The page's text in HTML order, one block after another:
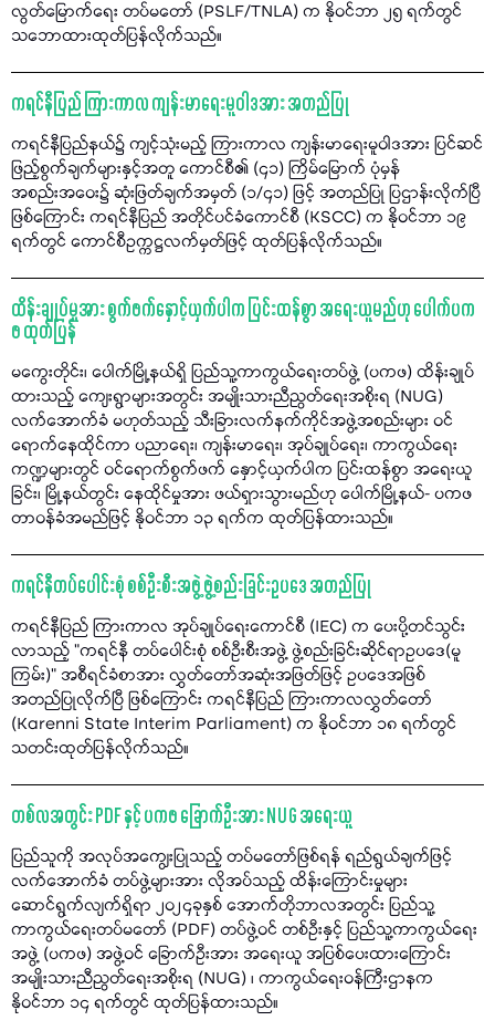
လွတ်မြောက်ရေး တပ်မတော် (PSLF/TNLA) က နိုဝင်ဘာ ၂၅ ရက်တွင်
သဘောထားထုတ်ပြန်လိုက်သည်။
ကရင်နီပြည် ကြားကာလ ကျန်းမာရေးမူဝါဒအား အတည်ပြု
ကရင်နီပြည်နယ်၌ ကျင့်သုံးမည့် ကြားကာလ ကျန်းမာရေးမူဝါဒအား ပြင်ဆင်
ဖြည့်စွက်ချက်များနှင့်အတူ ကောင်စီ၏ (၄၁) ကြိမ်မြောက် ပုံမှန်
အစည်းအဝေး၌ ဆုံးဖြတ်ချက်အမှတ် (၁/၄၁) ဖြင့် အတည်ပြု ပြဌာန်းလိုက်ပြီ
ဖြစ်ကြောင်း ကရင်နီပြည် အတိုင်ပင်ခံကောင်စီ (KSCC) က နိုဝင်ဘာ ၁၉
ရက်တွင် ကောင်စီဥက္ကဋ္ဌလက်မှတ်ဖြင့် ထုတ်ပြန်လိုက်သည်။
ထိန်းချုပ်မှုအား စွက်ဖက်နှောင့်ယှက်ပါက ပြင်းထန်စွာ အရေးယူမည်ဟု ပေါက်ပက
ဖ ထုတ်ပြန်
မကွေးတိုင်း၊ ပေါက်မြို့နယ်ရှိ ပြည်သူ့ကာကွယ်ရေးတပ်ဖွဲ့ (ပကဖ) ထိန်းချုပ်
ထားသည့် ကျေးရွာများအတွင်း အမျိုးသားညီညွတ်ရေးအစိုးရ (NUG)
လက်အောက်ခံ မဟုတ်သည့် သီးခြားလက်နက်ကိုင်အဖွဲ့အစည်းများ ဝင်
ရောက်နေထိုင်ကာ ပညာရေး၊ ကျန်းမာရေး၊ အုပ်ချုပ်ရေး၊ ကာကွယ်ရေး
ကဏ္ဍများတွင် ဝင်ရောက်စွက်ဖက် နှောင့်ယှက်ပါက ပြင်းထန်စွာ အရေးယူ
ခြင်း၊ မြို့နယ်တွင်း နေထိုင်မှုအား ဖယ်ရှားသွားမည်ဟု ပေါက်မြို့နယ်- ပကဖ
တာဝန်ခံအမည်ဖြင့် နိုဝင်ဘာ ၁၃ ရက်က ထုတ်ပြန်ထားသည်။
ကရင်နီတပ်ပေါင်းစုံ စစ်ဦးစီးအဖွဲ့ ဖွဲ့စည်းခြင်းဥပဒေ အတည်ပြု
ကရင်နီပြည် ကြားကာလ အုပ်ချုပ်ရေးကောင်စီ (IEC) က ပေးပို့တင်သွင်း
လာသည့် "ကရင်နီ တပ်ပေါင်းစုံ စစ်ဦးစီးအဖွဲ့ ဖွဲ့စည်းခြင်းဆိုင်ရာဥပဒေ(မူ
ကြမ်း)” အစီရင်ခံစာအား လွှတ်တော်အဆုံးအဖြတ်ဖြင့် ဥပဒေအဖြစ်
အတည်ပြုလိုက်ပြီ ဖြစ်ကြောင်း ကရင်နီပြည် ကြားကာလလွှတ်တော်
(Karenni State Interim Parliament) က နိုဝင်ဘာ ၁၈ ရက်တွင်
သတင်းထုတ်ပြန်လိုက်သည်။
တစ်လအတွင်း PDF နှင့် ပကဖ ခြောက်ဦးအား NUG အရေးယူ
ပြည်သူကို အလုပ်အကျွေးပြုသည့် တပ်မတော်ဖြစ်ရန် ရည်ရွယ်ချက်ဖြင့်
လက်အောက်ခံ တပ်ဖွဲ့များအား လိုအပ်သည့် ထိန်းကြောင်းမှုများ
ဆောင်ရွက်လျက်ရှိရာ ၂၀၂၄ခုနှစ် အောက်တိုဘာလအတွင်း ပြည်သူ့
ကာကွယ်ရေးတပ်မတော် (PDF) တပ်ဖွဲ့ဝင် တစ်ဦးနှင့် ပြည်သူ့ကာကွယ်ရေး
အဖွဲ့ (ပကဖ) အဖွဲ့ဝင် ခြောက်ဦးအား အရေးယူ အပြစ်ပေးထားကြောင်း
အမျိုးသားညီညွတ်ရေးအစိုးရ (NUG) ၊ ကာကွယ်ရေးဝန်ကြီးဌာနက
နိုဝင်ဘာ ၁၄ ရက်တွင် ထုတ်ပြန်ထားသည်။